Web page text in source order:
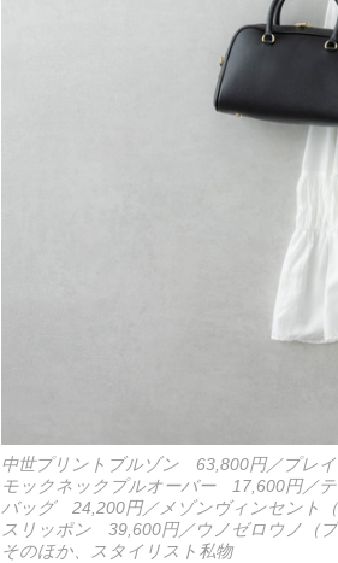
中世プリントブルゾン 63,800円／プレ
モックネックプルオーバー 17,600円／
バッグ 24,200円／メゾンヴィンセント（
スリッポン 39,600円／ウノゼロウノ（プ
そのほか、スタイリスト私物